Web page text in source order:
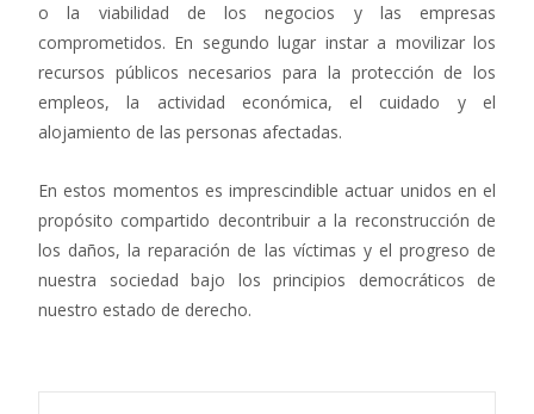
o la viabilidad de los negocios y las empresas
comprometidos. En segundo lugar instar a movilizar los
recursos públicos necesarios para la protección de los
empleos, la actividad económica, el cuidado y el
alojamiento de las personas afectadas.
En estos momentos es imprescindible actuar unidos en el
propósito compartido decontribuir a la reconstrucción de
los daños, la reparación de las víctimas y el progreso de
nuestra sociedad bajo los principios democráticos de
nuestro estado de derecho.